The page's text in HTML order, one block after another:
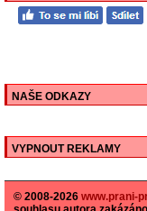
NAŠE ODKAZY
VYPNOUT REKLAMY
© 2008-2026 www.prani-